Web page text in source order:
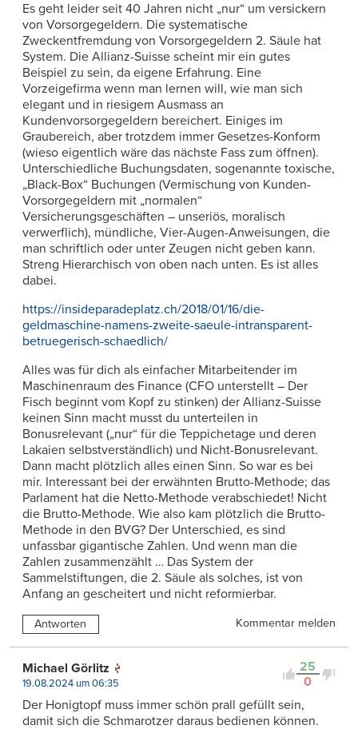
Es geht leider seit 40 Jahren nicht „nur“ um versickern
von Vorsorgegeldern. Die systematische
Zweckentfremdung von Vorsorgegeldern 2. Säule hat
System. Die Allianz-Suisse scheint mir ein gutes
Beispiel zu sein, da eigene Erfahrung. Eine
Vorzeigefirma wenn man lernen will, wie man sich
elegant und in riesigem Ausmass an
Kundenvorsorgegeldern bereichert. Einiges im
Graubereich, aber trotzdem immer Gesetzes-Konform
(wieso eigentlich wäre das nächste Fass zum öffnen).
Unterschiedliche Buchungsdaten, sogenannte toxische,
„Black-Box“ Buchungen (Vermischung von Kunden-
Vorsorgegeldern mit „normalen“
Versicherungsgeschäften – unseriös, moralisch
verwerflich), mündliche, Vier-Augen-Anweisungen, die
man schriftlich oder unter Zeugen nicht geben kann.
Streng Hierarchisch von oben nach unten. Es ist alles
dabei.
https://insideparadeplatz.ch/2018/01/16/die-
geldmaschine-namens-zweite-saeule-intransparent-
betruegerisch-schaedlich/
Alles was für dich als einfacher Mitarbeitender im
Maschinenraum des Finance (CFO unterstellt – Der
Fisch beginnt vom Kopf zu stinken) der Allianz-Suisse
keinen Sinn macht musst du unterteilen in
Bonusrelevant („nur“ für die Teppichetage und deren
Lakaien selbstverständlich) und Nicht-Bonusrelevant.
Dann macht plötzlich alles einen Sinn. So war es bei
mir. Interessant bei der erwähnten Brutto-Methode; das
Parlament hat die Netto-Methode verabschiedet! Nicht
die Brutto-Methode. Wie also kam plötzlich die Brutto-
Methode in den BVG? Der Unterschied, es sind
unfassbar gigantische Zahlen. Und wenn man die
Zahlen zusammenzählt … Das System der
Sammelstiftungen, die 2. Säule als solches, ist von
Anfang an gescheitert und nicht reformierbar.
Antworten Kommentar melden
25
0
Michael Görlitz
19.08.2024 um 06:35
Der Honigtopf muss immer schön prall gefüllt sein,
damit sich die Schmarotzer daraus bedienen können.